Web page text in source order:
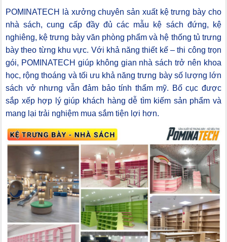
POMINATECH là xưởng chuyên sản xuất kệ trưng bày cho
nhà sách, cung cấp đầy đủ các mẫu kệ sách đứng, kệ
nghiêng, kệ trưng bày văn phòng phẩm và hệ thống tủ trưng
bày theo từng khu vực. Với khả năng thiết kế – thi công trọn
gói, POMINATECH giúp không gian nhà sách trở nên khoa
học, rộng thoáng và tối ưu khả năng trưng bày số lượng lớn
sách vở nhưng vẫn đảm bảo tính thẩm mỹ. Bố cục được
sắp xếp hợp lý giúp khách hàng dễ tìm kiếm sản phẩm và
mang lại trải nghiệm mua sắm tiện lợi hơn.